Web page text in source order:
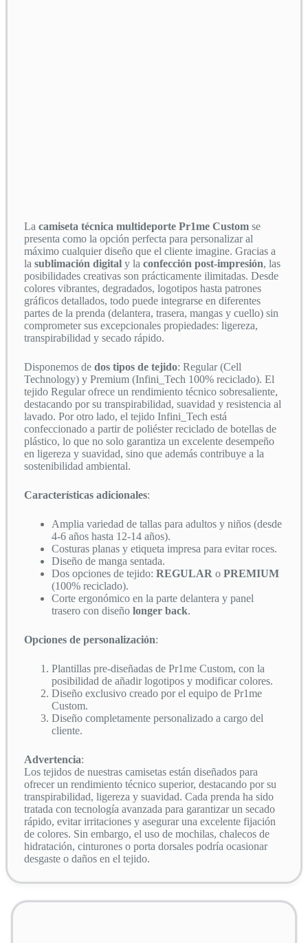
La camiseta técnica multideporte Pr1me Custom se
presenta como la opción perfecta para personalizar al
máximo cualquier diseño que el cliente imagine. Gracias a
la sublimación digital y la confección post-impresión, las
posibilidades creativas son prácticamente ilimitadas. Desde
colores vibrantes, degradados, logotipos hasta patrones
gráficos detallados, todo puede integrarse en diferentes
partes de la prenda (delantera, trasera, mangas y cuello) sin
comprometer sus excepcionales propiedades: ligereza,
transpirabilidad y secado rápido.
Disponemos de dos tipos de tejido: Regular (Cell
Technology) y Premium (Infini_Tech 100% reciclado). El
tejido Regular ofrece un rendimiento técnico sobresaliente,
destacando por su transpirabilidad, suavidad y resistencia al
lavado. Por otro lado, el tejido Infini_Tech está
confeccionado a partir de poliéster reciclado de botellas de
plástico, lo que no solo garantiza un excelente desempeño
en ligereza y suavidad, sino que además contribuye a la
sostenibilidad ambiental.
Características adicionales:
Amplia variedad de tallas para adultos y niños (desde
4-6 años hasta 12-14 años).
Costuras planas y etiqueta impresa para evitar roces.
Diseño de manga sentada.
Dos opciones de tejido: REGULAR o PREMIUM
(100% reciclado).
Corte ergonómico en la parte delantera y panel
trasero con diseño longer back.
Opciones de personalización:
Plantillas pre-diseñadas de Pr1me Custom, con la
posibilidad de añadir logotipos y modificar colores.
Diseño exclusivo creado por el equipo de Pr1me
Custom.
Diseño completamente personalizado a cargo del
cliente.
Advertencia:
Los tejidos de nuestras camisetas están diseñados para
ofrecer un rendimiento técnico superior, destacando por su
transpirabilidad, ligereza y suavidad. Cada prenda ha sido
tratada con tecnología avanzada para garantizar un secado
rápido, evitar irritaciones y asegurar una excelente fijación
de colores. Sin embargo, el uso de mochilas, chalecos de
hidratación, cinturones o porta dorsales podría ocasionar
desgaste o daños en el tejido.